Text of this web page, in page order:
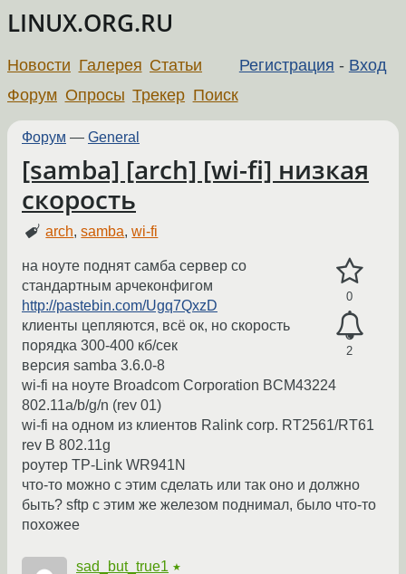
LINUX.ORG.RU
Регистрация - Вход
Новости Галерея Статьи
Форум Опросы Трекер Поиск
Форум — General
[samba] [arch] [wi-fi] низкая
скорость
arch,samba,wi-fi
0
2
на ноуте поднят самба сервер со
стандартным арчеконфигом
http://pastebin.com/Ugq7QxzD
клиенты цепляются, всё ок, но скорость
порядка 300-400 кб/сек
версия samba 3.6.0-8
wi-fi на ноуте Broadcom Corporation BCM43224
802.11a/b/g/n (rev 01)
wi-fi на одном из клиентов Ralink corp. RT2561/RT61
rev B 802.11g
роутер TP-Link WR941N
что-то можно с этим сделать или так оно и должно
быть? sftp с этим же железом поднимал, было что-то
похожее
sad_but_true1 ★